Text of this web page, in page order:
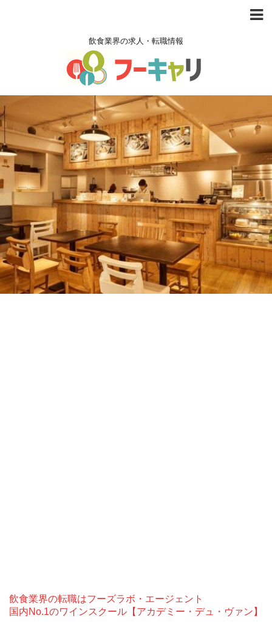
飲食業界の求人・転職情報
飲食業界の転職はフーズラボ・エージェント
国内No.1のワインスクール【アカデミー・デュ・ヴァン】